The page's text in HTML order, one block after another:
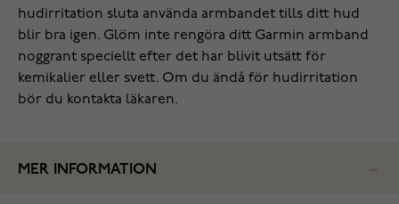
hudirritation sluta använda armbandet tills ditt hud
blir bra igen. Glöm inte rengöra ditt Garmin armband
noggrant speciellt efter det har blivit utsätt för
kemikalier eller svett. Om du ändå för hudirritation
bör du kontakta läkaren.
MER INFORMATION